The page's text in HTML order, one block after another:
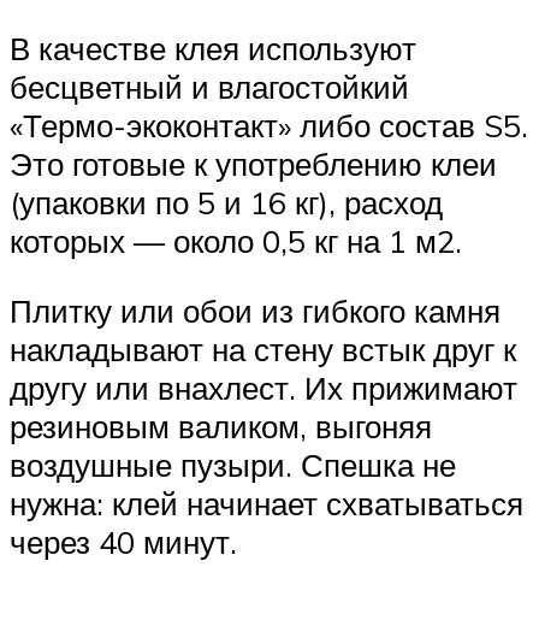
В качестве клея используют
бесцветный и влагостойкий
«Термо-экоконтакт» либо состав S5.
Это готовые к употреблению клеи
(упаковки по 5 и 16 кг), расход
которых — около 0,5 кг на 1 м2.
Плитку или обои из гибкого камня
накладывают на стену встык друг к
другу или внахлест. Их прижимают
резиновым валиком, выгоняя
воздушные пузыри. Спешка не
нужна: клей начинает схватываться
через 40 минут.